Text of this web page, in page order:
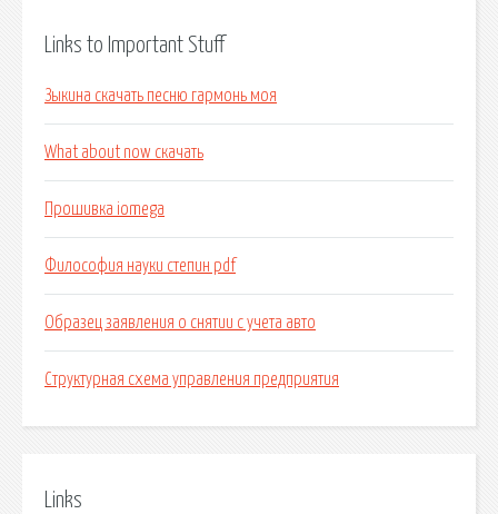
Links to Important Stuff
Зыкина скачать песню гармонь моя
What about now скачать
Прошивка iomega
Философия науки степин pdf
Образец заявления о снятии с учета авто
Структурная схема управления предприятия
Links